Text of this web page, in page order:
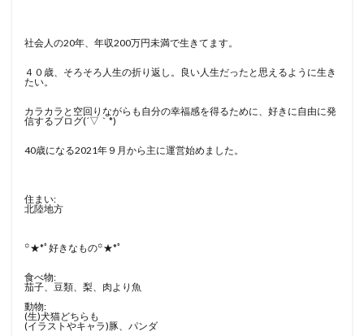
社会人の20年、年収200万円未満で生きてます。
４０歳、そろそろ人生の折り返し。良い人生だったと思えるように生き
たい。
カラカラと空回りながらも自分の幸福感を得るために、好きに自由に発
信するブログ(´▽｀*)
40歳になる2021年９月から主に運営始めました。
住まい:
北陸地方
꙳★*ﾟ好きなもの꙳★*ﾟ
食べ物:
茄子、豆類、梨、肉より魚
動物:
(生)犬猫どちらも
(イラストやキャラ)豚、パンダ